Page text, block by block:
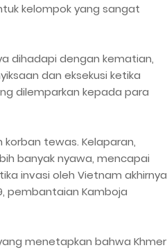
kelompok yang sangat
dihadapi dengan kematian,
dan eksekusi ketika
dilemparkan kepada para
korban tewas. Kelaparan,
banyak nyawa, mencapai
invasi oleh Vietnam akhirnya
pembantaian Kamboja
menetapkan bahwa Khmer